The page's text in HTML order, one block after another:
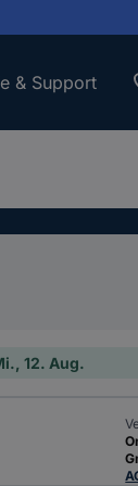
& Support
12. Aug.